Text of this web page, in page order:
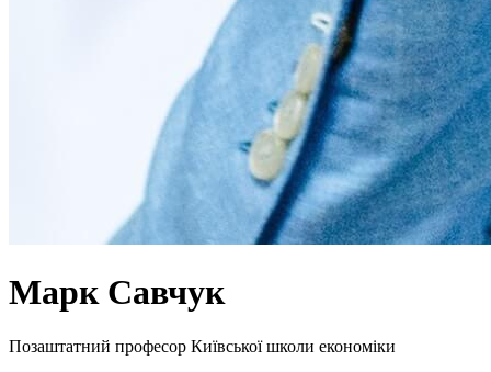
Марк Савчук
Позаштатний професор Київської школи економіки